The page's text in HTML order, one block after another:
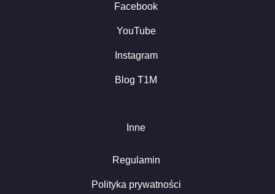
Facebook
YouTube
Instagram
Blog T1M
Inne
Regulamin
Polityka prywatności